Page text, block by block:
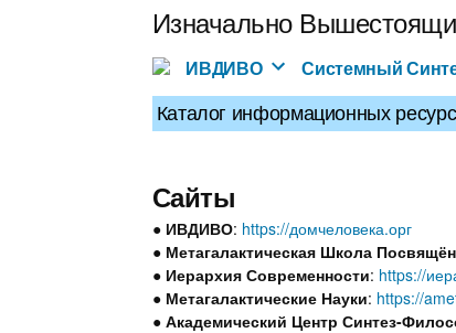
Перейти
к
содержимому
Изначально
ИВДИВО Системный
Каталог информационных
Сайты
● ИВДИВО: https://домчеловека.орг
● Метагалактическая Школа
● Иерархия Современности: https://
● Метагалактические Науки: https://
● Академический Центр Синтез-